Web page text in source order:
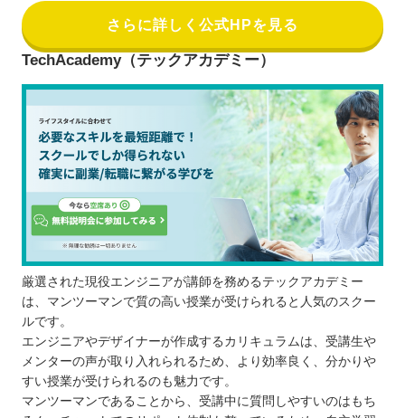
さらに詳しく公式HPを見る
TechAcademy（テックアカデミー）
厳選された現役エンジニアが講師を務めるテックアカデミー
は、マンツーマンで質の高い授業が受けられると人気のスクー
ルです。
エンジニアやデザイナーが作成するカリキュラムは、受講生や
メンターの声が取り入れられるため、より効率良く、分かりや
すい授業が受けられるのも魅力です。
マンツーマンであることから、受講中に質問しやすいのはもち